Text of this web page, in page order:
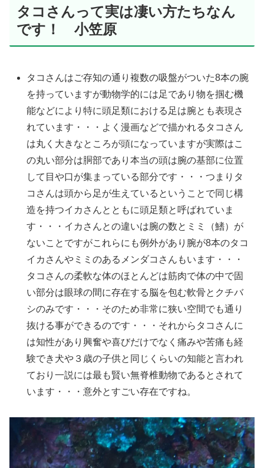
タコさんって実は凄い方たちなん
です！ 小笠原
タコさんはご存知の通り複数の吸盤がついた8本の腕
を持っていますが動物学的には足であり物を掴む機
能などにより特に頭足類における足は腕とも表現さ
れています・・・よく漫画などで描かれるタコさん
は丸く大きなところが頭になっていますが実際はこ
の丸い部分は胴部であり本当の頭は腕の基部に位置
して目や口が集まっている部分です・・・つまりタ
コさんは頭から足が生えているということで同じ構
造を持つイカさんとともに頭足類と呼ばれていま
す・・・イカさんとの違いは腕の数とミミ（鰭）が
ないことですがこれらにも例外があり腕が8本のタコ
イカさんやミミのあるメンダコさんもいます・・・
タコさんの柔軟な体のほとんどは筋肉で体の中で固
い部分は眼球の間に存在する脳を包む軟骨とクチバ
シのみです・・・そのため非常に狭い空間でも通り
抜ける事ができるのです・・・それからタコさんに
は知性があり興奮や喜びだけでなく痛みや苦痛も経
験でき犬や３歳の子供と同じくらいの知能と言われ
ており一説には最も賢い無脊椎動物であるとされて
います・・・意外とすごい存在ですね。